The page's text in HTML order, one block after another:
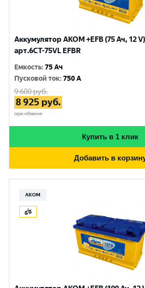
Аккумулятор AKOM +EFB (75 Ач, 12
арт.6СТ-75VL EFBR
Емкость:75 Ач
Пусковой ток:750 A
9 600руб.
8 925 руб.
при обмене
Купить в 1 клик
Добавить в
АКОМ